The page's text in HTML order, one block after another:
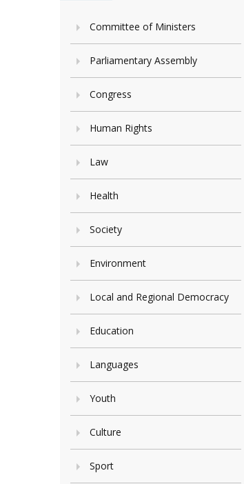
Committee of Ministers
Parliamentary Assembly
Congress
Human Rights
Law
Health
Society
Environment
Local and Regional Democracy
Education
Languages
Youth
Culture
Sport